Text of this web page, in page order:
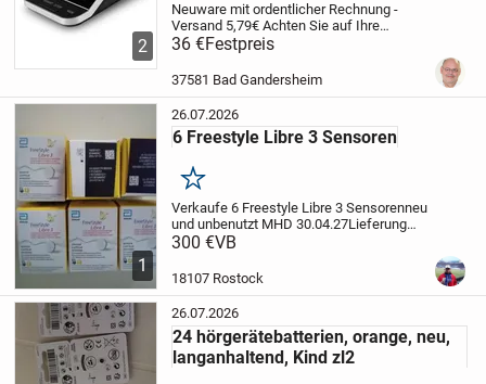
2
Neuware mit ordentlicher Rechnung -
Versand 5,79€ Achten Sie auf Ihre
Gesundheit. Messen Sie regelmäßig Ihren
Blutdruck und lassen Sie sich die
Ergebnisse auf dem riesigen XL-
36 €Festpreis
37581 Bad Gandersheim
1
26.07.2026
6 Freestyle Libre 3 Sensoren
Merken
Verkaufe 6 Freestyle Libre 3 Sensorenneu
und unbenutzt MHD 30.04.27Lieferung
per DHL, Kosten trägt der Käufer
300 €VB
18107 Rostock
26.07.2026
24 hörgerätebatterien, orange, neu,
langanhaltend, Kind zl2